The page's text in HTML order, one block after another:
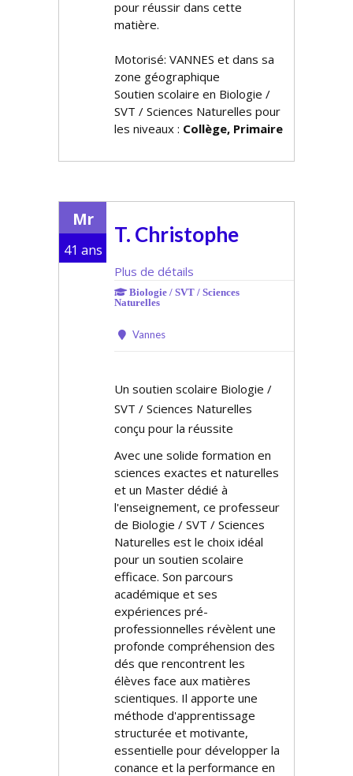
pour réussir dans cette
matière.
Motorisé: VANNES et dans sa
zone géographique
Soutien scolaire en Biologie /
SVT / Sciences Naturelles pour
les niveaux : Collège, Primaire
Mr
41 ans
T. Christophe
Plus de détails
Biologie / SVT / Sciences
Naturelles
Vannes
Un soutien scolaire Biologie /
SVT / Sciences Naturelles
conçu pour la réussite
Avec une solide formation en
sciences exactes et naturelles
et un Master dédié à
l'enseignement, ce professeur
de Biologie / SVT / Sciences
Naturelles est le choix idéal
pour un soutien scolaire
efficace. Son parcours
académique et ses
expériences pré-
professionnelles révèlent une
profonde compréhension des
défis que rencontrent les
élèves face aux matières
scientifiques. Il apporte une
méthode d'apprentissage
structurée et motivante,
essentielle pour développer la
confiance et la performance en